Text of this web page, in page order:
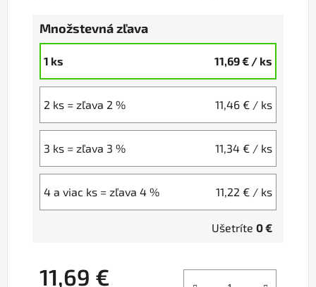
Množstevná zľava
1 ks 11,69 € / ks
2 ks = zľava 2 % 11,46 € / ks
3 ks = zľava 3 % 11,34 € / ks
4 a viac ks = zľava 4 % 11,22 € / ks
Ušetríte 0 €
11,69 €